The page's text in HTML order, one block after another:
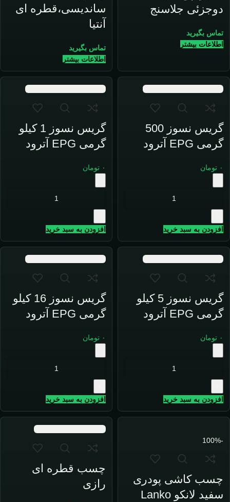
دوجزئی جلاسنج
تماس بگیرید
اطلاعات بیشتر
ساندیسی،قطره ای
آنتیا
تماس بگیرید
اطلاعات بیشتر
گریس نسوز 500
گرمی EPG آترود
۰ تومان
افزودن به سبد خرید
گریس نسوز 1 کیلو
گرمی EPG آترود
۰ تومان
افزودن به سبد خرید
گریس نسوز 5 کیلو
گرمی EPG آترود
۰ تومان
افزودن به سبد خرید
گریس نسوز 16 کیلو
گرمی EPG آترود
۰ تومان
افزودن به سبد خرید
-100%
چسب کاشی پودری
سفید لانکو Lanko
چسب قطره ای
رازی